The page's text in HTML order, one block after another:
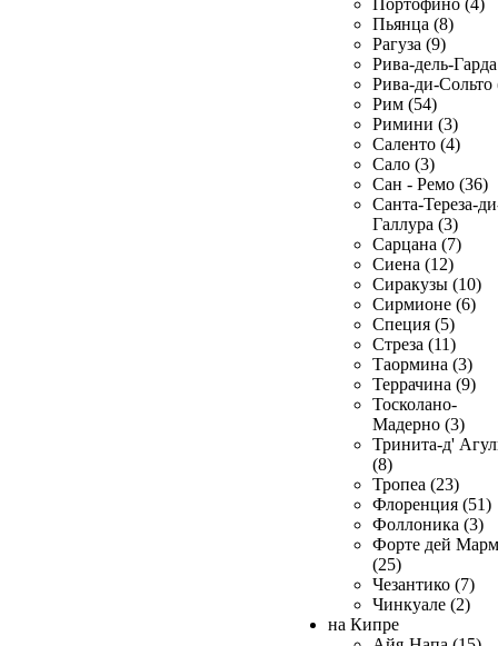
Портофино (4)
Пьянца (8)
Рагуза (9)
Рива-дель-
Рива-ди-Сольто
Рим (54)
Римини (3)
Саленто (4)
Сало (3)
Сан - Ремо (36)
Санта-Тереза-
Галлура (3)
Сарцана (7)
Сиена (12)
Сиракузы (10)
Сирмионе (6)
Специя (5)
Стреза (11)
Таормина (3)
Террачина (9)
Тосколано-
Мадерно (3)
Тринита-д'
(8)
Тропеа (23)
Флоренция (51)
Фоллоника (3)
Форте дей
(25)
Чезантико (7)
Чинкуале (2)
на Кипре